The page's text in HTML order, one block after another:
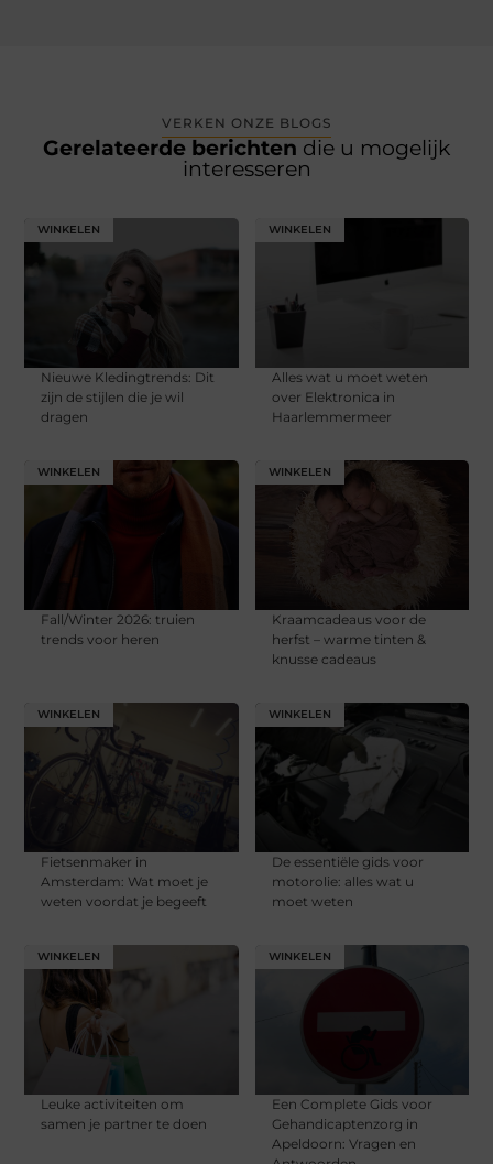
VERKEN ONZE BLOGS
Gerelateerde berichten die u mogelijk
interesseren
WINKELEN
Nieuwe Kledingtrends: Dit
zijn de stijlen die je wil
dragen
WINKELEN
Alles wat u moet weten
over Elektronica in
Haarlemmermeer
WINKELEN
Fall/Winter 2026: truien
trends voor heren
WINKELEN
Kraamcadeaus voor de
herfst – warme tinten &
knusse cadeaus
WINKELEN
Fietsenmaker in
Amsterdam: Wat moet je
weten voordat je begeeft
WINKELEN
De essentiële gids voor
motorolie: alles wat u
moet weten
WINKELEN
Leuke activiteiten om
samen je partner te doen
WINKELEN
Een Complete Gids voor
Gehandicaptenzorg in
Apeldoorn: Vragen en